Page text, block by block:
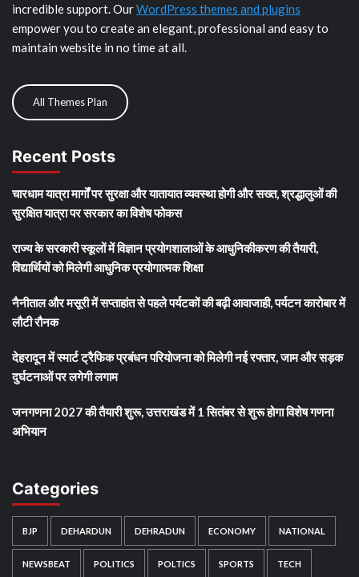
incredible support. OurWordPress themes and plugins
empower you to create an elegant, professional and easy to
maintain website in no time at all.
All Themes Plan
Recent Posts
चारधाम यात्रा मार्गों पर सुरक्षा और यातायात व्यवस्था होगी और सख्त, श्रद्धालुओं की
सुरक्षित यात्रा पर सरकार का विशेष फोकस
राज्य के सरकारी स्कूलों में विज्ञान प्रयोगशालाओं के आधुनिकीकरण की तैयारी,
विद्यार्थियों को मिलेगी आधुनिक प्रयोगात्मक शिक्षा
नैनीताल और मसूरी में सप्ताहांत से पहले पर्यटकों की बढ़ी आवाजाही, पर्यटन कारोबार में
लौटी रौनक
देहरादून में स्मार्ट ट्रैफिक प्रबंधन परियोजना को मिलेगी नई रफ्तार, जाम और सड़क
दुर्घटनाओं पर लगेगी लगाम
जनगणना 2027 की तैयारी शुरू, उत्तराखंड में 1 सितंबर से शुरू होगा विशेष गणना
अभियान
Categories
BJP DEHARDUN DEHRADUN ECONOMY NATIONAL
NEWSBEAT POLITICS POLTICS SPORTS TECH